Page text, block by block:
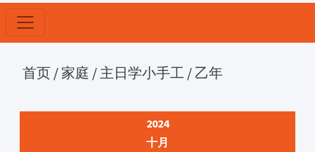
首页 / 家庭 / 主日学小手工 / 乙年
2024
十月